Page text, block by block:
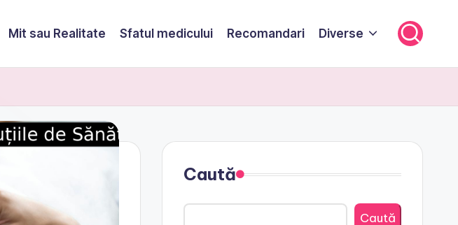
Mit sau Realitate Sfatul medicului Recomandari Diverse
Caută
Caută